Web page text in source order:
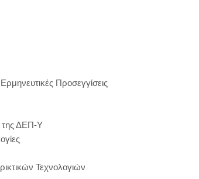
Προσεγγίσεις
της ΔΕΠ-Υ
Τεχνολογιών